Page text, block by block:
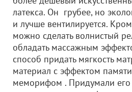
латекса. Он грубее, но
и лучше вентилируется.
можно сделать волнистый
обладать массажным
способ придать мягкость
материал с эффектом
меморифом . Придумали его